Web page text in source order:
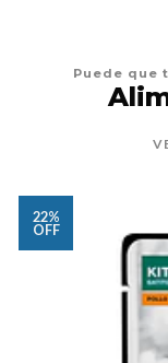
Puede que
22%
OFF